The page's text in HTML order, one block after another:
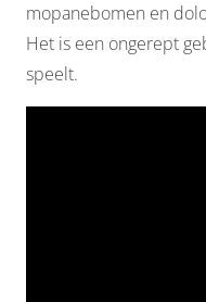
mopanebomen en
Het is een ongerept
speelt.